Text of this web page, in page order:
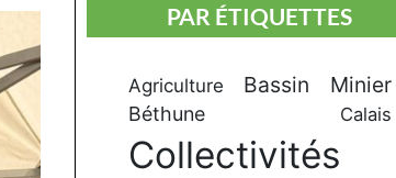
PAR ÉTIQUETTES
Agriculture Bassin Minier
Béthune Calais
Collectivités